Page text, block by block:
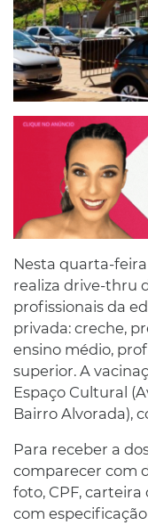
Nesta quarta-
realiza drive-thru
profissionais da
privada: creche,
ensino médio,
superior. A
Espaço Cultural
Bairro Alvorada),
Para receber a
comparecer com
foto, CPF,
com